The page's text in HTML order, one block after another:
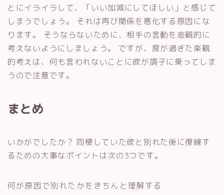
とにイライラして、「いい加減にしてほしい」と感じて
しまうでしょう。 それは再び関係を悪化する原因にな
ります。 そうならないために、相手の言動を悲観的に
考えないようにしましょう。 ですが、度が過ぎた楽観
的考えは、何も言われないことに彼が調子に乗ってしま
うので注意です。
まとめ
いかがでしたか？ 同棲していた彼と別れた後に復縁す
るための大事なポイントは次の3つです。
何が原因で別れたかをきちんと理解する